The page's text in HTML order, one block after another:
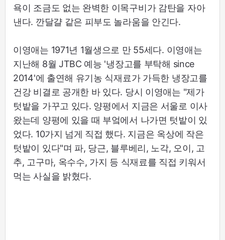
욕이 조금도 없는 완벽한 이목구비가 감탄을 자아
낸다. 깐달걀 같은 피부도 놀라움을 안긴다.
이영애는 1971년 1월생으로 만 55세다. 이영애는
지난해 8월 JTBC 예능 '냉장고를 부탁해 since
2014'에 출연해 유기농 식재료가 가득한 냉장고를
건강 비결로 공개한 바 있다. 당시 이영애는 "제가
텃밭을 가꾸고 있다. 양평에서 지금은 서울로 이사
왔는데 양평에 있을 때 부엌에서 나가면 텃밭이 있
었다. 10가지 넘게 직접 했다. 지금은 옥상에 작은
텃밭이 있다"며 파, 당근, 블루베리, 노각, 오이, 고
추, 고구마, 옥수수, 가지 등 식재료를 직접 키워서
먹는 사실을 밝혔다.